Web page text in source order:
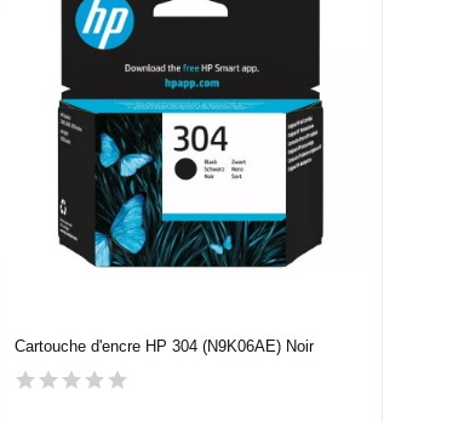
Cartouche d'encre HP 304 (N9K06AE) Noir